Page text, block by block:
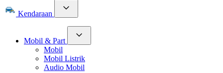
Kendaraan
Mobil & Part
Mobil
Mobil Listrik
Audio Mobil